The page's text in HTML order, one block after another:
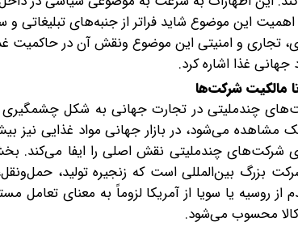
این موضوع شاید فراتر از جنبه‌های تبلیغاتی
تجاری و امنیتی این موضوع ونقش آن در حاکمیت
جهانی غذا اشاره کرد.
مالکیت شرکت‌ها
چندملیتی در تجارت جهانی به شکل چشمگیری
مشاهده می‌شود، در بازار جهانی مواد غذایی نیز
شرکت‌های چندملیتی نقش اصلی را ایفا می‌کند.
بزرگ بین‌المللی است که زنجیره تولید،
از روسیه یا سویا از آمریکا لزوماً به معنای
محسوب می‌شود.